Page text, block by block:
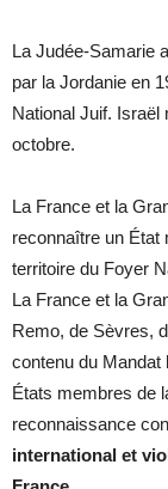
La Judée-Samarie
par la Jordanie en
National Juif. Israël
octobre.
La France et la
reconnaître un État
territoire du Foyer
La France et la
Remo, de Sèvres,
contenu du Mandat
États membres de
reconnaissance
international et